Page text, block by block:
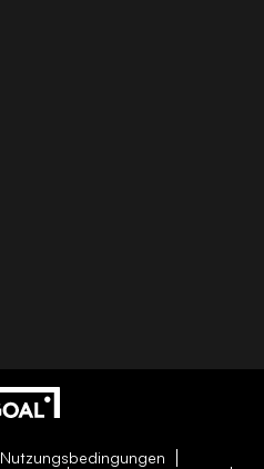
Nutzungsbedingungen